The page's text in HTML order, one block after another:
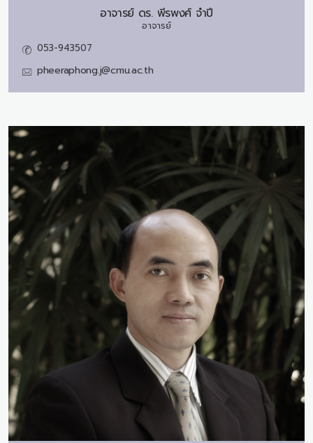
อาจารย์ ดร. พีรพงศ์ จำปี
อาจารย์
053-943507
pheeraphong.j@cmu.ac.th